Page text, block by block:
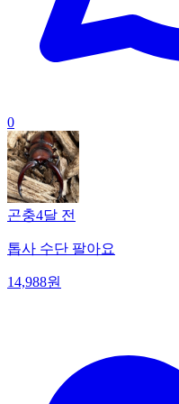
0
곤충4달 전
톱사 수단 팔아요
14,988원